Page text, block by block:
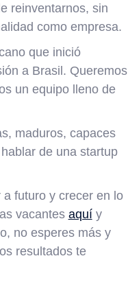
reinventarnos, sin
como empresa.
que inició
a Brasil. Queremos
un equipo lleno de
maduros, capaces
de una startup
futuro y crecer en lo
vacantes aquíy
no esperes más y
resultados te